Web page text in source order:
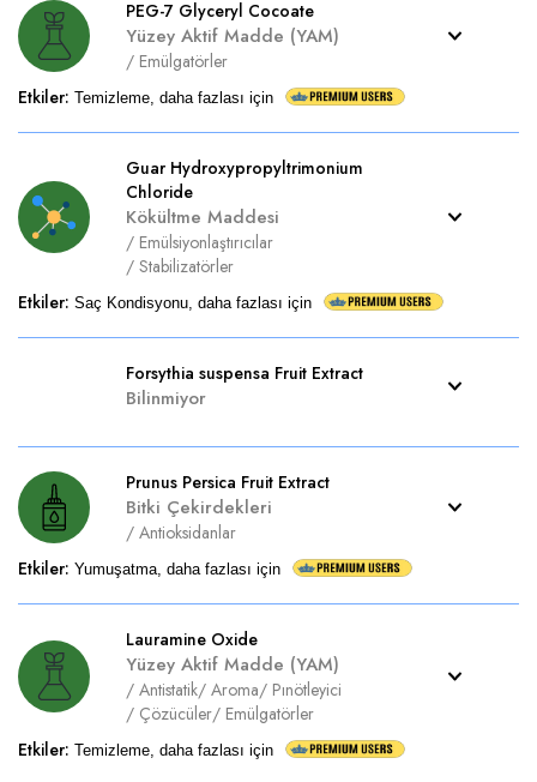
PEG-7 Glyceryl Cocoate
Yüzey Aktif Madde (YAM)
/ Emülgatörler
Etkiler: Temizleme, daha fazlası için
Guar Hydroxypropyltrimonium
Chloride
Kökültme Maddesi
/ Emülsiyonlaştırıcılar
/ Stabilizatörler
Etkiler: Saç Kondisyonu, daha fazlası için
Forsythia suspensa Fruit Extract
Bilinmiyor
Prunus Persica Fruit Extract
Bitki Çekirdekleri
/ Antioksidanlar
Etkiler: Yumuşatma, daha fazlası için
Lauramine Oxide
Yüzey Aktif Madde (YAM)
/ Antistatik/ Aroma/ Pınötleyici
/ Çözücüler/ Emülgatörler
Etkiler: Temizleme, daha fazlası için